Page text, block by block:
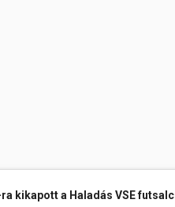
és
a
a Haladás VSE